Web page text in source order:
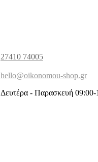
27410 74005
hello@oikonomou-shop.gr
Δευτέρα - Παρασκευή 09:00-